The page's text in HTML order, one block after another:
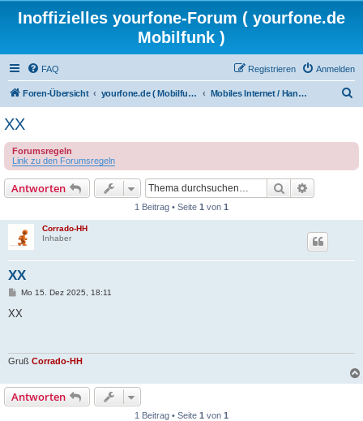
Inoffizielles yourfone-Forum ( yourfone.de
Mobilfunk )
FAQ Anmelden
Registrieren
Foren-Übersicht yourfone.de ( Mobilfunkangebot ) Mobiles Internet / Handysurfen
e
XX
Forumsregeln
Link zu den Forumsregeln
Antworten Suche
1 Beitrag • Seite 1 von 1
Corrado-HH
Inhaber
XX
B
i
Mo 15. Dez 2025, 18:11
XX
Gruß Corrado-HH
Antworten
1 Beitrag • Seite 1 von 1